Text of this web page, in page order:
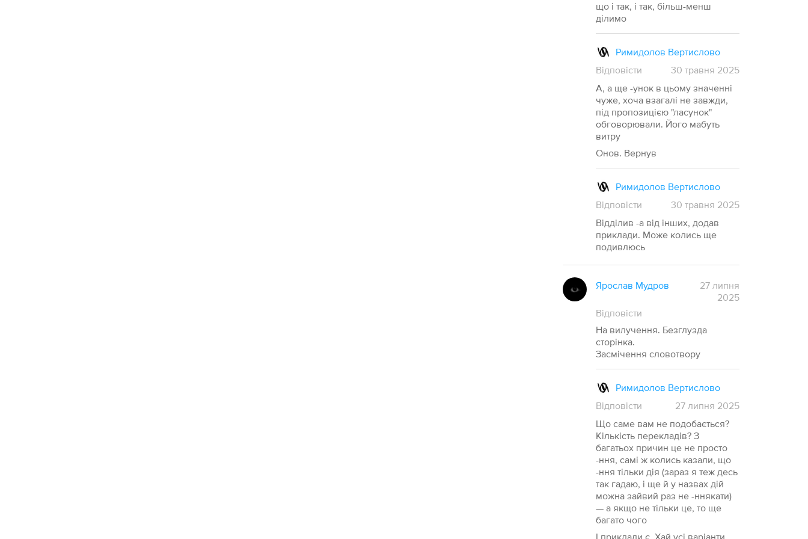
що і так, і так, більш-менш
ділимо
Римидолов Вертислово
Відповісти
30 травня 2025
А, а ще -унок в цьому значенні
чуже, хоча взагалі не завжди,
під пропозицією "ласунок"
обговорювали. Його мабуть
витру
Онов. Вернув
Римидолов Вертислово
Відповісти
30 травня 2025
Відділив -а від інших, додав
приклади. Може колись ще
подивлюсь
Ярослав Мудров
27 липня
2025
Відповісти
На вилучення. Безглузда
сторінка.
Засмічення словотвору
Римидолов Вертислово
Відповісти
27 липня 2025
Що саме вам не подобається?
Кількість перекладів? З
багатьох причин це не просто
-ння, самі ж колись казали, що
-ння тільки дія (зараз я теж десь
так гадаю, і ще й у назвах дій
можна зайвий раз не -ннякати)
— а якщо не тільки це, то ще
багато чого
І приклади є. Хай усі варіанти